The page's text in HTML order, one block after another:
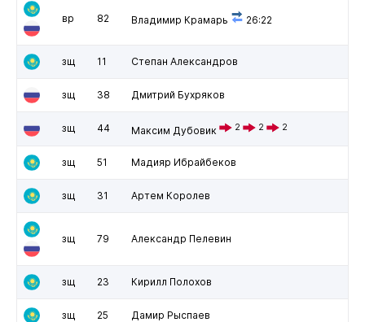
вр 82 Владимир Крамарь 26:22
зщ 11 Степан Александров
зщ 38 Дмитрий Бухряков
зщ 44 Максим Дубовик 2 2 2
зщ 51 Мадияр Ибрайбеков
зщ 31 Артем Королев
зщ 79 Александр Пелевин
зщ 23 Кирилл Полохов
зщ 25 Дамир Рыспаев